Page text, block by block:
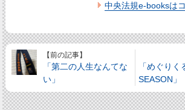
中央法規e-booksは
【前の記事】
「第二の人生なんてな
い」
「めぐりく
SEASON」